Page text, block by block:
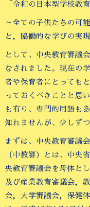
「令和の日本型学校教
～全ての子供たちの可
と，協働的な学びの実
として、中央教育審議
なされました。現在の
者や保育者にとっても
っておくべきことと思
も有り、専門的用語も
知れませんが、少しず
まずは、中央教育審議
（中教審）とは、中央
央教育審議会を母体と
及び産業教育審議会，
会，大学審議会，保健